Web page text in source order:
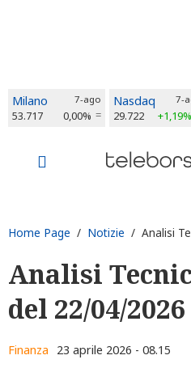
Milano 7-ago
53.717 0,00%
Nasdaq 7-
29.722 +1,19%
Home Page / Notizie / Analisi
Analisi
del 22/04/2026
Finanza 23 aprile 2026 - 08.15